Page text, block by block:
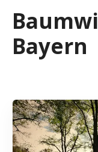
Bayern